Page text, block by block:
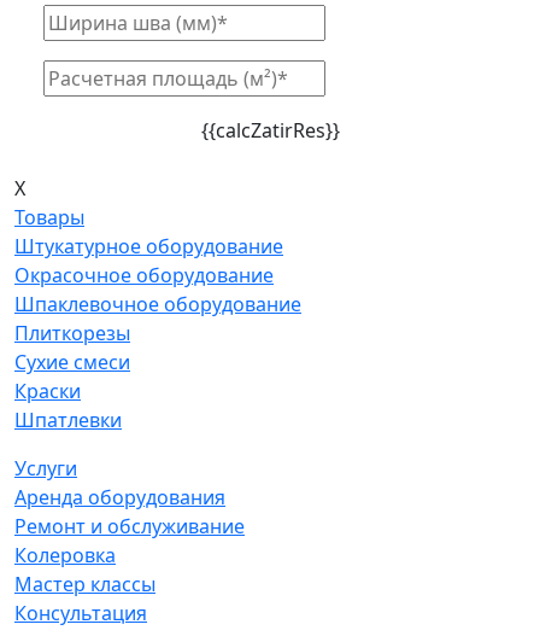
{{calcZatirRes}}
X
Товары
Штукатурное оборудование
Окрасочное оборудование
Шпаклевочное оборудование
Плиткорезы
Сухие смеси
Краски
Шпатлевки
Услуги
Аренда оборудования
Ремонт и обслуживание
Колеровка
Мастер классы
Консультация